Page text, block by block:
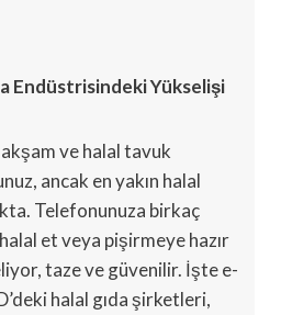
Endüstrisindeki Yükselişi
ve halal tavuk
ancak en yakın halal
Telefonunuza birkaç
et veya pişirmeye hazır
taze ve güvenilir. İşte e-
halal gıda şirketleri,